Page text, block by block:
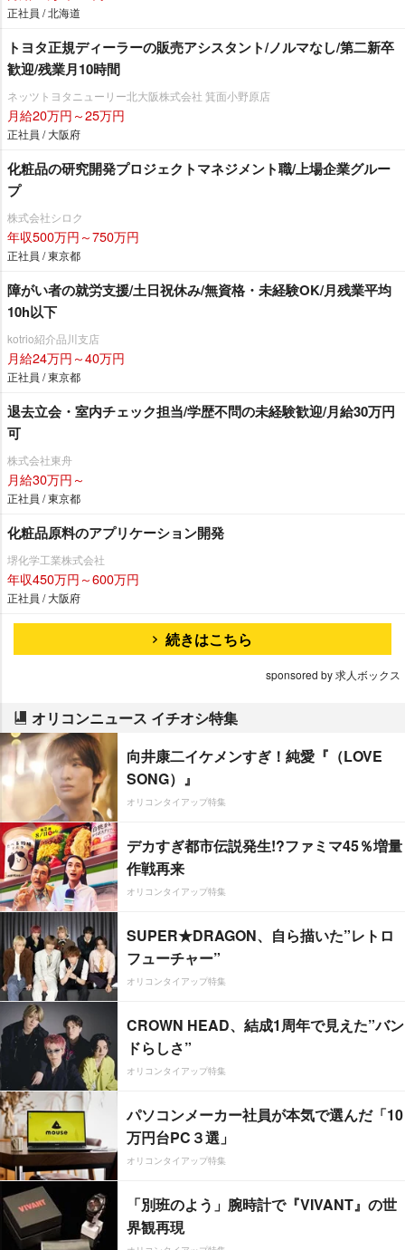
正社員 / 北海道
トヨタ正規ディーラーの販売アシスタント/ノルマなし/第二新卒
歓迎/残業月10時間
ネッツトヨタニューリー北大阪株式会社 箕面小野原店
月給20万円～25万円
正社員 / 大阪府
化粧品の研究開発プロジェクトマネジメント職/上場企業グルー
プ
株式会社シロク
年収500万円～750万円
正社員 / 東京都
障がい者の就労支援/土日祝休み/無資格・未経験OK/月残業平均
10h以下
kotrio紹介品川支店
月給24万円～40万円
正社員 / 東京都
退去立会・室内チェック担当/学歴不問の未経験歓迎/月給30万円
可
株式会社東舟
月給30万円～
正社員 / 東京都
化粧品原料のアプリケーション開発
堺化学工業株式会社
年収450万円～600万円
正社員 / 大阪府
続きはこちら
sponsored by 求人ボックス
オリコンニュース イチオシ特集
向井康二イケメンすぎ！純愛『（LOVE
SONG）』
オリコンタイアップ特集
デカすぎ都市伝説発生!?ファミマ45％増量
作戦再来
オリコンタイアップ特集
SUPER★DRAGON、自ら描いた”レトロ
フューチャー”
オリコンタイアップ特集
CROWN HEAD、結成1周年で見えた”バン
ドらしさ”
オリコンタイアップ特集
パソコンメーカー社員が本気で選んだ「10
万円台PC３選」
オリコンタイアップ特集
「別班のよう」腕時計で『VIVANT』の世
界観再現